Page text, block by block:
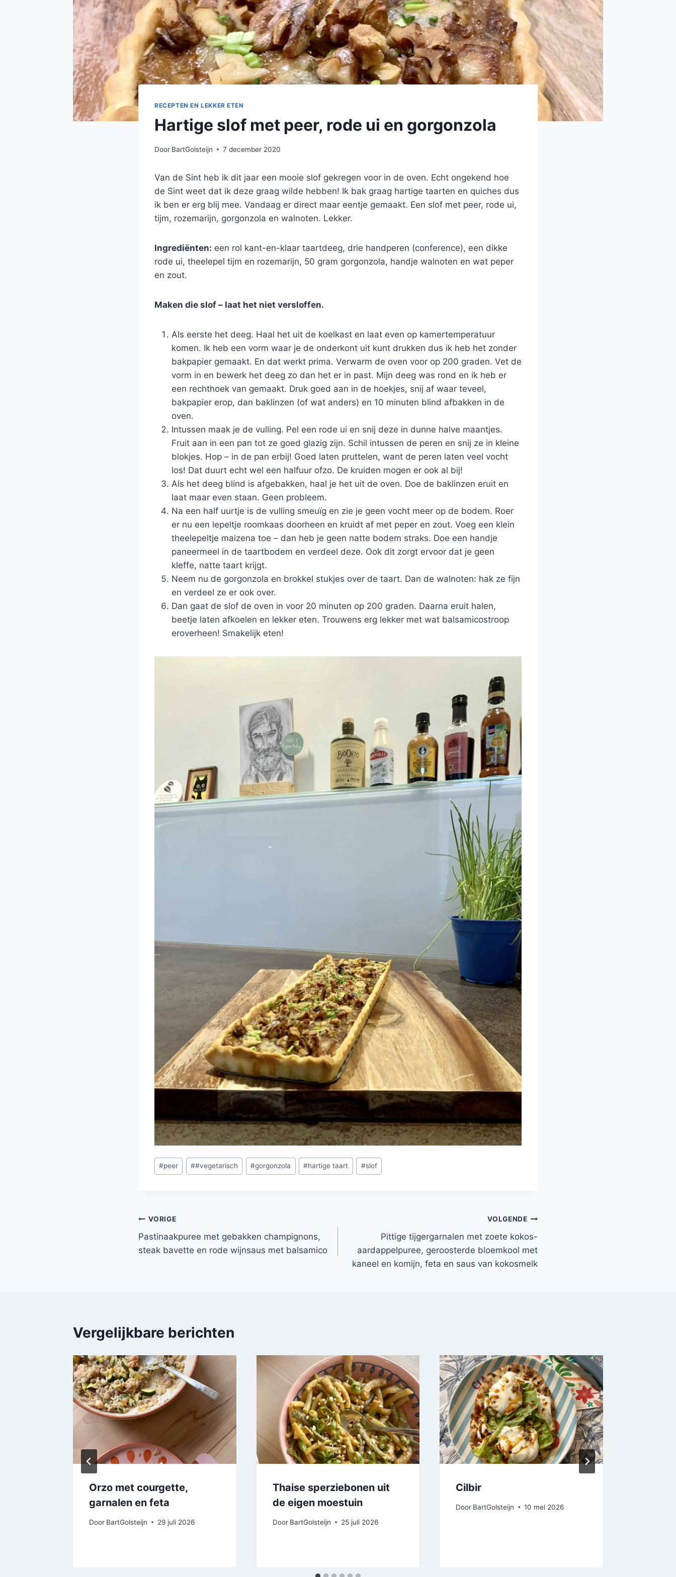
RECEPTEN EN LEKKER ETEN
Hartige slof met peer, rode ui en gorgonzola
Door BartGolsteijn 7 december 2020
Van de Sint heb ik dit jaar een mooie slof gekregen voor in de oven. Echt ongekend hoe
de Sint weet dat ik deze graag wilde hebben! Ik bak graag hartige taarten en quiches dus
ik ben er erg blij mee. Vandaag er direct maar eentje gemaakt. Een slof met peer, rode ui,
tijm, rozemarijn, gorgonzola en walnoten. Lekker.
Ingrediënten: een rol kant-en-klaar taartdeeg, drie handperen (conference), een dikke
rode ui, theelepel tijm en rozemarijn, 50 gram gorgonzola, handje walnoten en wat peper
en zout.
Maken die slof – laat het niet versloffen.
Als eerste het deeg. Haal het uit de koelkast en laat even op kamertemperatuur
komen. Ik heb een vorm waar je de onderkont uit kunt drukken dus ik heb het zonder
bakpapier gemaakt. En dat werkt prima. Verwarm de oven voor op 200 graden. Vet de
vorm in en bewerk het deeg zo dan het er in past. Mijn deeg was rond en ik heb er
een rechthoek van gemaakt. Druk goed aan in de hoekjes, snij af waar teveel,
bakpapier erop, dan baklinzen (of wat anders) en 10 minuten blind afbakken in de
oven.
Intussen maak je de vulling. Pel een rode ui en snij deze in dunne halve maantjes.
Fruit aan in een pan tot ze goed glazig zijn. Schil intussen de peren en snij ze in kleine
blokjes. Hop – in de pan erbij! Goed laten pruttelen, want de peren laten veel vocht
los! Dat duurt echt wel een halfuur ofzo. De kruiden mogen er ook al bij!
Als het deeg blind is afgebakken, haal je het uit de oven. Doe de baklinzen eruit en
laat maar even staan. Geen probleem.
Na een half uurtje is de vulling smeuïg en zie je geen vocht meer op de bodem. Roer
er nu een lepeltje roomkaas doorheen en kruidt af met peper en zout. Voeg een klein
theelepeltje maizena toe – dan heb je geen natte bodem straks. Doe een handje
paneermeel in de taartbodem en verdeel deze. Ook dit zorgt ervoor dat je geen
kleffe, natte taart krijgt.
Neem nu de gorgonzola en brokkel stukjes over de taart. Dan de walnoten: hak ze fijn
en verdeel ze er ook over.
Dan gaat de slof de oven in voor 20 minuten op 200 graden. Daarna eruit halen,
beetje laten afkoelen en lekker eten. Trouwens erg lekker met wat balsamicostroop
eroverheen! Smakelijk eten!
Bericht
tags:
#peer ##vegetarisch #gorgonzola #hartige taart #slof
Bericht
navigatie
VORIGE
Pastinaakpuree met gebakken champignons,
steak bavette en rode wijnsaus met balsamico
VOLGENDE
Pittige tijgergarnalen met zoete kokos-
aardappelpuree, geroosterde bloemkool met
kaneel en komijn, feta en saus van kokosmelk
Vergelijkbare berichten
Orzo met courgette,
garnalen en feta
Door BartGolsteijn 29 juli 2026
Thaise sperziebonen uit
de eigen moestuin
Door BartGolsteijn 25 juli 2026
Cilbir
Door BartGolsteijn 10 mei 2026